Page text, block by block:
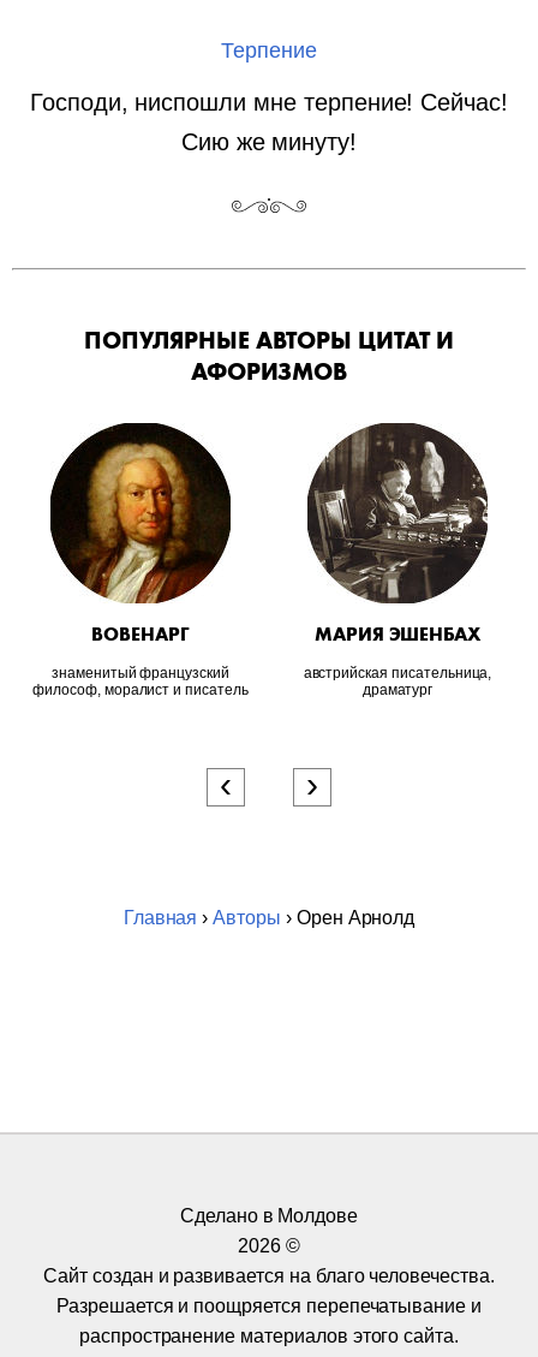
Терпение
Господи, ниспошли мне терпение! Сейчас!
Сию же минуту!
ПОПУЛЯРНЫЕ АВТОРЫ ЦИТАТ И
АФОРИЗМОВ
ВОВЕНАРГ
знаменитый французский
философ, моралист и писатель
МАРИЯ ЭШЕНБАХ
австрийская писательница,
драматург
‹ ›
Главная ›Авторы › Орен Арнолд
Сделано в Молдове
2026 ©
Сайт создан и развивается на благо человечества.
Разрешается и поощряется перепечатывание и
распространение материалов этого сайта.